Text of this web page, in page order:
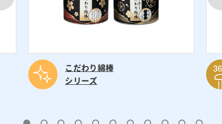
こだわり綿棒
シリーズ